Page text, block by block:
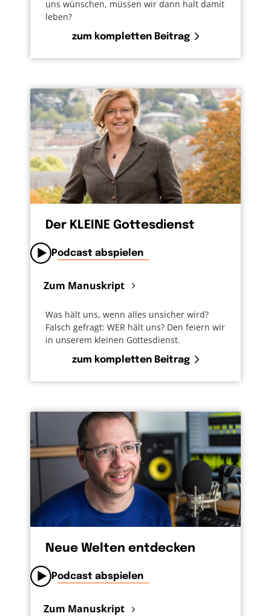
uns wünschen, müssen wir dann halt damit
leben?
zum kompletten Beitrag
Der KLEINE Gottesdienst
Podcast abspielen
Zum Manuskript
Was hält uns, wenn alles unsicher wird?
Falsch gefragt: WER hält uns? Den feiern wir
in unserem kleinen Gottesdienst.
zum kompletten Beitrag
Neue Welten entdecken
Podcast abspielen
Zum Manuskript